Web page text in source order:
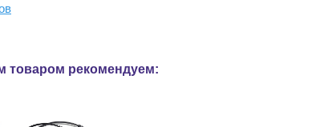
товаром рекомендуем: